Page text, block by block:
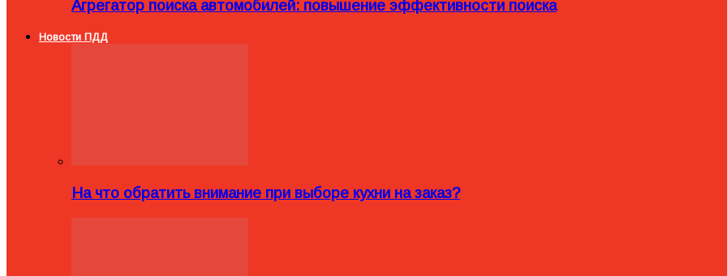
Агрегатор поиска автомобилей: повышение эффективности поиска
Новости ПДД
На что обратить внимание при выборе кухни на заказ?